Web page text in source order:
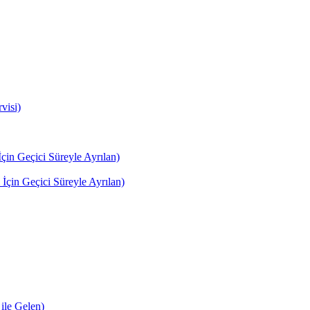
Geçici Süreyle Ayrılan)
Geçici Süreyle Ayrılan)
Gelen)